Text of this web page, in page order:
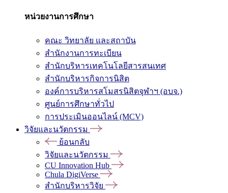
หน่วยงานการศึกษา
คณะ วิทยาลัย และสถาบัน
สำนักงานการทะเบียน
สำนักบริหารเทคโนโลยีสารสนเทศ
สำนักบริหารกิจการนิสิต
องค์การบริหารสโมสรนิสิตจุฬาฯ (อบจ.)
ศูนย์การศึกษาทั่วไป
การประเมินออนไลน์ (MCV)
วิจัยและนวัตกรรม
ย้อนกลับ
วิจัยและนวัตกรรม
CU Innovation Hub
Chula DigiVerse
สำนักบริหารวิจัย